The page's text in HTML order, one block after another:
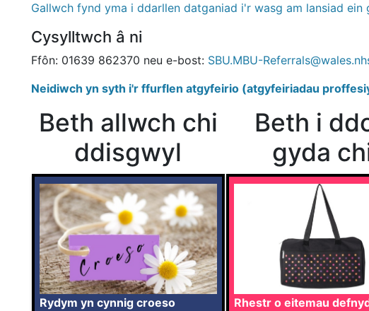
Gallwch fynd yma i ddarllen datganiad i'r wasg am lansiad ein
Cysylltwch â ni
Ffôn: 01639 862370 neu e-bost: SBU.MBU-
Neidiwch yn syth i'r ffurflen atgyfeirio (atgyfeiriadau
Beth allwch chi
ddisgwyl
Rydym yn cynnig croeso
Beth i
gyda
Rhestr o eitemau